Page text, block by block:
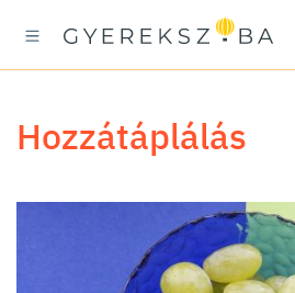
hozzátáplálás